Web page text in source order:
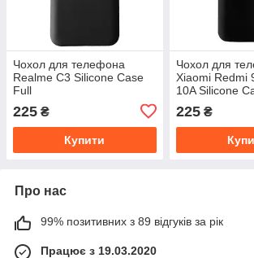
Чохол для телефона
Realme C3 Silicone Case
Full
225 ₴
Купити
Чохол для
Xiaomi Redmi
10A Silicone
225₴
Про нас
99% позитивних з 89 відгуків за рік
Працює з 19.03.2020